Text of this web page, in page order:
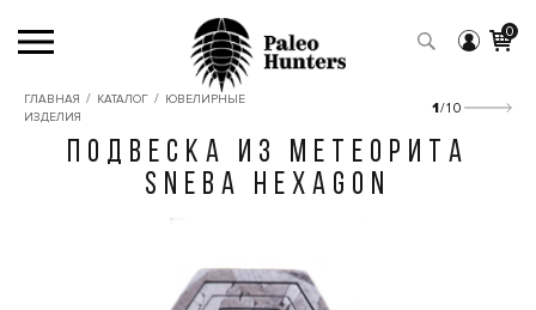
0
ГЛАВНАЯ / КАТАЛОГ / ЮВЕЛИРНЫЕ
ИЗДЕЛИЯ
1/10
ПОДВЕСКА ИЗ МЕТЕОРИТА
SNEBA HEXAGON